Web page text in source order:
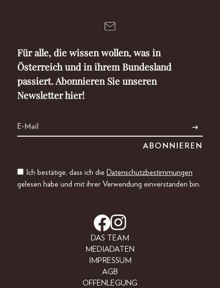
Für alle, die wissen wollen, was in
Österreich und in ihrem Bundesland
passiert. Abonnieren Sie unseren
Newsletter hier!
Ich bestätige, dass ich die Datenschutzbestimmungen
gelesen habe und mit ihrer Verwendung einverstanden bin.
DAS TEAM
MEDIADATEN
IMPRESSUM
AGB
OFFENLEGUNG